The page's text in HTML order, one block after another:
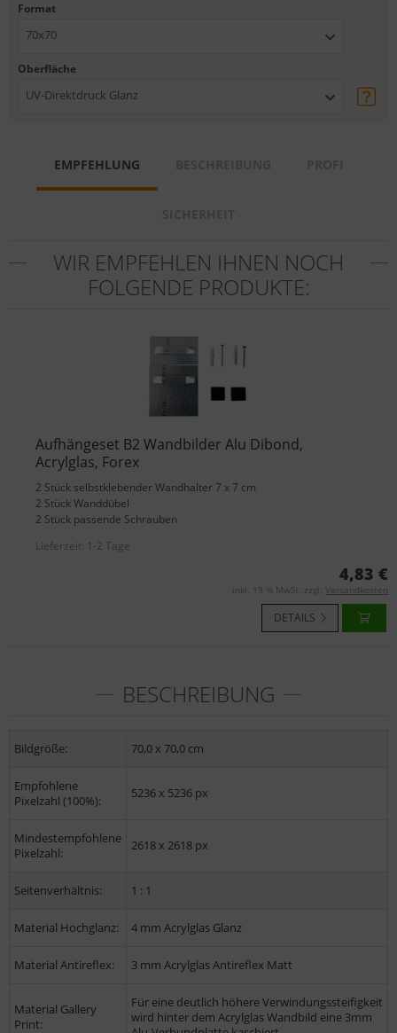
Format
70x70
Oberfläche
UV-Direktdruck Glanz
EMPFEHLUNG
WIR EMPFEHLEN IHNEN NOCH
FOLGENDE PRODUKTE:
Aufhängeset B2 Wandbilder Alu Dibond,
Acrylglas, Forex
2 Stück selbstklebender Wandhalter 7 x 7 cm
2 Stück Wanddübel
2 Stück passende Schrauben
Lieferzeit: 1-2 Tage
4,83 €
inkl. 19 % MwSt. zzgl. Versandkosten
DETAILS
BESCHREIBUNG
Bildgröße: 70,0 x 70,0 cm
Empfohlene
Pixelzahl (100%):
5236 x 5236 px
Mindestempfohlene
Pixelzahl:
2618 x 2618 px
Seitenverhältnis: 1 : 1
Material Hochglanz: 4 mm Acrylglas Glanz
Material Antireflex: 3 mm Acrylglas Antireflex Matt
Material Gallery
Print:
Für eine deutlich höhere Verwindungssteifigkeit
wird hinter dem Acrylglas Wandbild eine 3mm